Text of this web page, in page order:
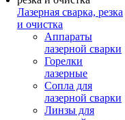
Лазерная сварка, резка
и очистка
Аппараты
лазерной сварки
Горелки
лазерные
Сопла для
лазерной сварки
Линзы для